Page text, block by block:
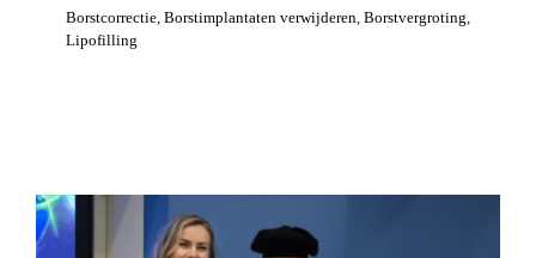
Borstcorrectie, Borstimplantaten verwijderen, Borstvergroting,
Lipofilling